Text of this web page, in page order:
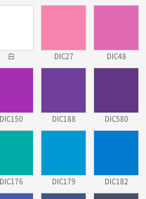
白 DIC27 DIC48
DIC150 DIC188 DIC580
DIC176 DIC179 DIC182